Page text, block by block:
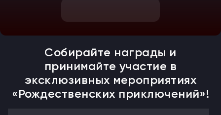
Собирайте награды и
принимайте участие в
эксклюзивных мероприятиях
«Рождественских приключений»!